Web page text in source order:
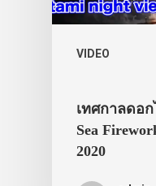
VIDEO
เทศกาลดอ
Sea
2020